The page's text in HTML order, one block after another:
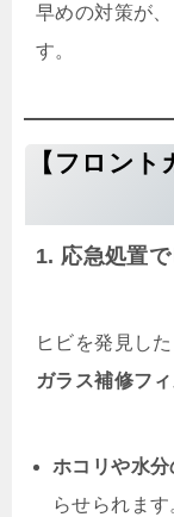
早めの対策が
す。
【フロン
1. 応急処置
ヒビを発見し
ガラス補修フ
ホコリや水
らせられます